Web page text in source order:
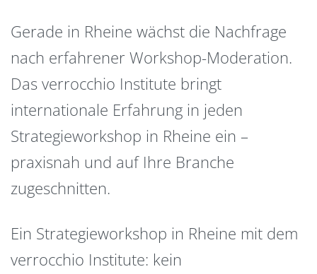
Gerade in Rheine wächst die Nachfrage
nach erfahrener Workshop-Moderation.
Das verrocchio Institute bringt
internationale Erfahrung in jeden
Strategieworkshop in Rheine ein –
praxisnah und auf Ihre Branche
zugeschnitten.
Ein Strategieworkshop in Rheine mit dem
verrocchio Institute: kein